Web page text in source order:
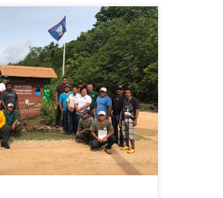
Nacional Forestal (CONAFOR)